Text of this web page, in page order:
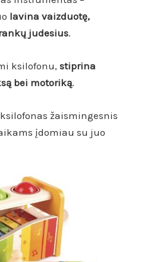
lavina vaizduotę,
judesius.
ksilofonu,stiprina
bei motoriką.
žaismingesnis
įdomiau su juo